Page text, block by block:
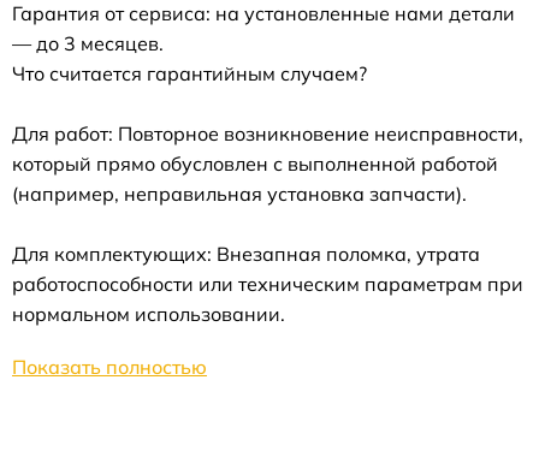
Гарантия от сервиса: на установленные нами детали
— до 3 месяцев.
Что считается гарантийным случаем?
Для работ: Повторное возникновение неисправности,
который прямо обусловлен с выполненной работой
(например, неправильная установка запчасти).
Для комплектующих: Внезапная поломка, утрата
работоспособности или техническим параметрам при
нормальном использовании.
Показать полностью